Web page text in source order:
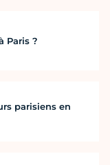
Paris ?
parisiens en